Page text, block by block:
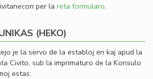
per la reta formularo.
(HEKO)
je la servo de la establoj en kaj apud la
Civito, sub la imprimaturo de la Konsulo
estas: